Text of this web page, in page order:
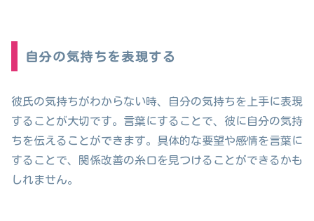
自分の気持ちを表現する
彼氏の気持ちがわからない時、自分の気持ちを上手に表現
することが大切です。言葉にすることで、彼に自分の気持
ちを伝えることができます。具体的な要望や感情を言葉に
することで、関係改善の糸口を見つけることができるかも
しれません。